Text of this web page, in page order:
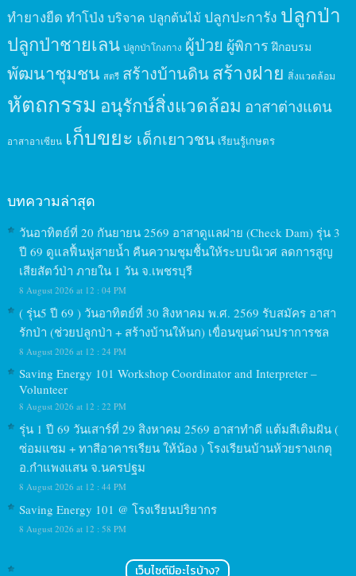
ทำยางยืด ทำโป่ง บริจาค ปลูกต้นไม้ ปลูกปะการัง ปลูกป่า
ปลูกป่าชายเลน ปลูกป่าโกงกาง ผู้ป่วย ผู้พิการ ฝึกอบรม
พัฒนาชุมชน สตรี สร้างบ้านดินสร้างฝาย สิ่งแวดล้อม
หัตถกรรม อนุรักษ์สิ่งแวดล้อม อาสาต่างแดน
อาสาอาเซียน เก็บขยะ เด็กเยาวชน เรียนรู้เกษตร
บทความล่าสุด
วันอาทิตย์ที่ 20 กันยายน 2569 อาสาดูแลฝาย (Check Dam) รุ่น 3
ปี 69 ดูแลฟื้นฟูสายน้ำ คืนความชุมชื้นให้ระบบนิเวศ ลดการสูญ
เสียสัตว์ป่า ภายใน 1 วัน จ.เพชรบุรี
8 August 2026 at 12 : 04 PM
( รุ่น5 ปี 69 ) วันอาทิตย์ที่ 30 สิงหาคม พ.ศ. 2569 รับสมัคร อาสา
รักป่า (ช่วยปลูกป่า + สร้างบ้านให้นก) เขื่อนขุนด่านปราการชล
8 August 2026 at 12 : 24 PM
Saving Energy 101 Workshop Coordinator and Interpreter –
Volunteer
8 August 2026 at 12 : 22 PM
รุ่น 1 ปี 69 วันเสาร์ที่ 29 สิงหาคม 2569 อาสาทำดี แต้มสีเติมฝัน (
ซ่อมแซม + ทาสีอาคารเรียน ให้น้อง ) โรงเรียนบ้านห้วยรางเกตุ
อ.กำแพงแสน จ.นครปฐม
8 August 2026 at 12 : 44 PM
Saving Energy 101 @ โรงเรียนปริยากร
8 August 2026 at 12 : 58 PM
เว็บไซต์มีอะไรบ้าง?